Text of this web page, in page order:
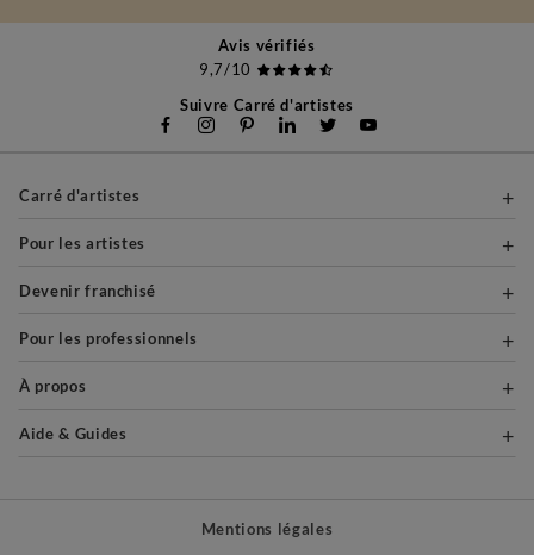
Avis vérifiés
9,7/10
Suivre Carré d'artistes
Carré d'artistes
Pour les artistes
Devenir franchisé
Pour les professionnels
À propos
Aide & Guides
Mentions légales